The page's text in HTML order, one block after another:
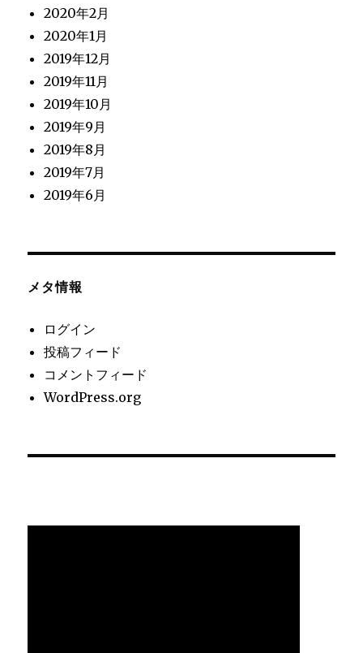
2020年2月
2020年1月
2019年12月
2019年11月
2019年10月
2019年9月
2019年8月
2019年7月
2019年6月
メタ情報
ログイン
投稿フィード
コメントフィード
WordPress.org